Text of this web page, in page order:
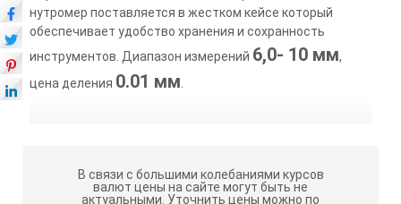
нутромер поставляется в жестком кейсе который
обеспечивает удобство хранения и сохранность
инструментов. Диапазон измерений 6,0- 10 мм,
цена деления 0.01 мм
В связи с большими колебаниями курсов
валют цены на сайте могут быть не
актуальными. Уточнить цены можно по